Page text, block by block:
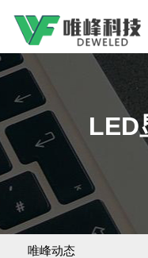
LED
唯峰动态